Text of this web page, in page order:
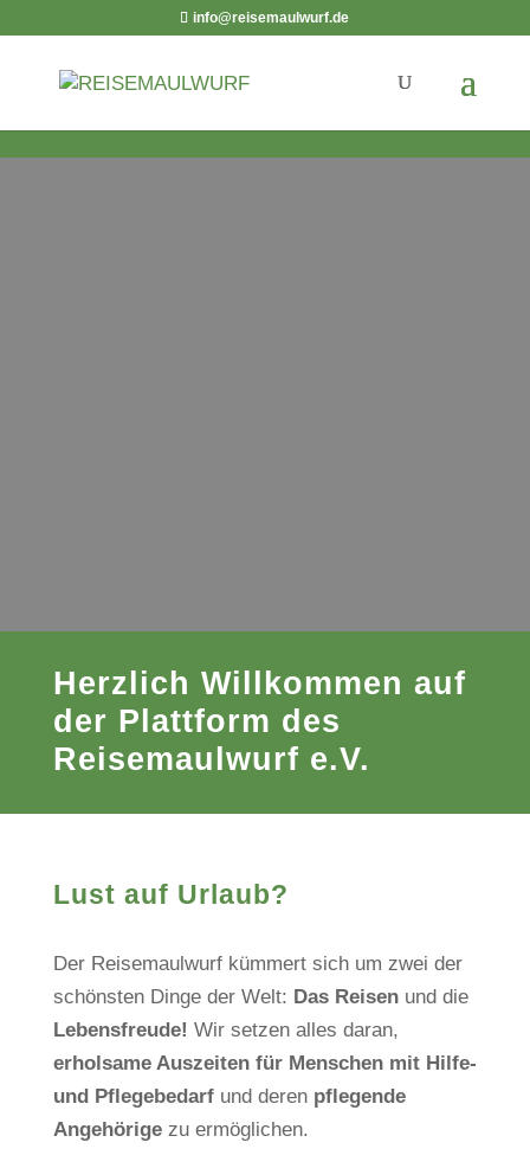
info@reisemaulwurf.de
Herzlich Willkommen auf
der Plattform des
Reisemaulwurf e.V.
Lust auf Urlaub?
Der Reisemaulwurf kümmert sich um zwei der
schönsten Dinge der Welt: Das Reisenund die
Lebensfreude! Wir setzen alles daran,
erholsame Auszeiten für Menschen mit Hilfe-
und Pflegebedarfund deren pflegende
Angehörigezu ermöglichen.